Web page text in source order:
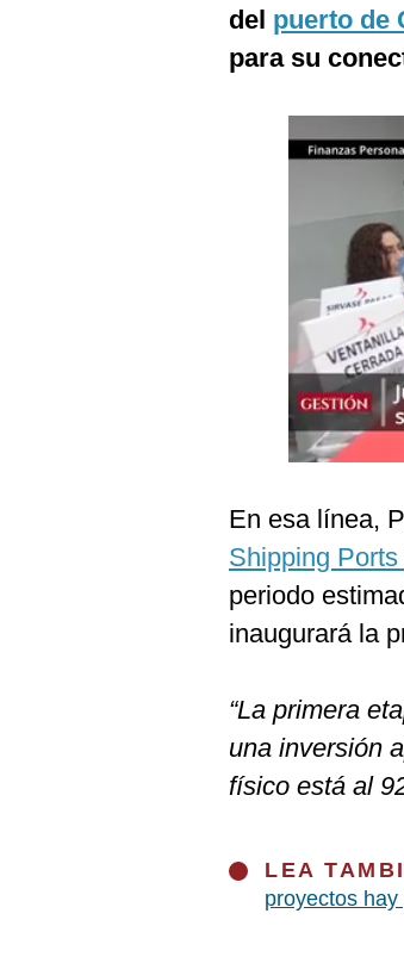
del puerto de
para su
En esa línea,
Shipping Ports
periodo
inaugurará la
“La primera
una inversión
físico está al
LEA
proyectos